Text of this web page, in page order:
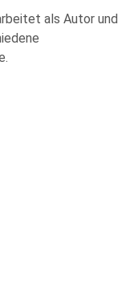
als Autor und